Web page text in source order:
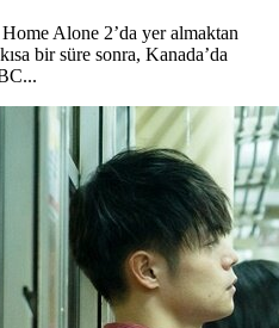
Alone 2’da yer almaktan
bir süre sonra, Kanada’da